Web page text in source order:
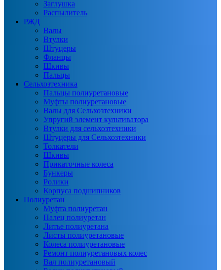
Заглушка
Распылитель
РЖД
Валы
Втулки
Штуцеры
Фланцы
Шкивы
Пальцы
Сельхозтехника
Пальцы полиуретановые
Муфты полиуретановые
Валы для Сельхозтехники
Упругий элемент культиватора
Втулки для сельхозтехники
Штуцеры для Сельхозтехники
Толкатели
Шкивы
Прикаточные колеса
Бункеры
Ролики
Корпуса подшипников
Полиуретан
Муфта полиуретан
Палец полиуретан
Литье полиуретана
Листы полиуретановые
Колеса полиуретановые
Ремонт полиуретановых колес
Вал полиуретановый